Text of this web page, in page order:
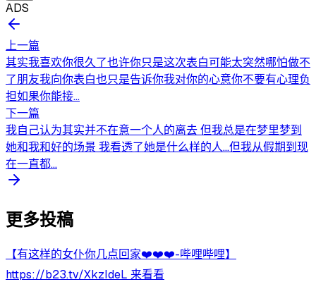
ADS
上一篇
其实我喜欢你很久了也许你只是这次表白可能太突然哪怕做不
了朋友我向你表白也只是告诉你我对你的心意你不要有心理负
担如果你能接...
下一篇
我自己认为其实并不在意一个人的离去 但我总是在梦里梦到
她和我和好的场景 我看透了她是什么样的人…但我从假期到现
在一直都...
更多投稿
【有这样的女仆你几点回家❤️❤️❤️-哔哩哔哩】
https://b23.tv/XkzIdeL 来看看